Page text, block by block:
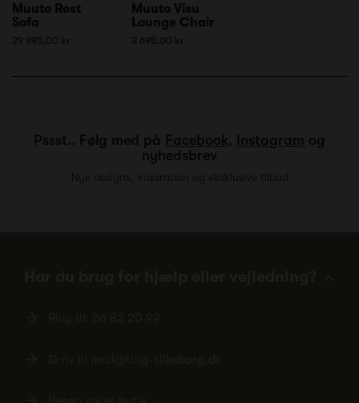
Muuto Rest
Sofa
29 995,00 kr
Muuto Visu
Lounge Chair
3 695,00 kr
Pssst.. Følg med på Facebook, Instagram og
nyhedsbrev
Nye designs, inspiration og eksklusive tilbud